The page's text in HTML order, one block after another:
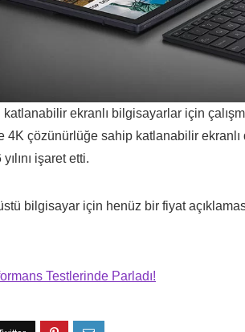
ekranlı bilgisayarlar için
çözünürlüğe sahip katlanabilir ekranlı
işaret etti.
bilgisayar için henüz bir fiyat
Testlerinde Parladı!